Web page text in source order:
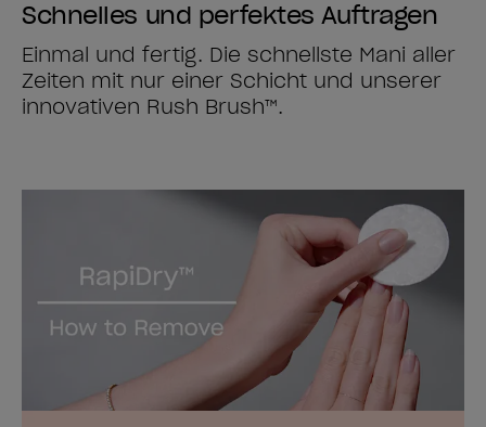
Schnelles und perfektes Auftragen
Einmal und fertig. Die schnellste Mani aller
Zeiten mit nur einer Schicht und unserer
innovativen Rush Brush™.